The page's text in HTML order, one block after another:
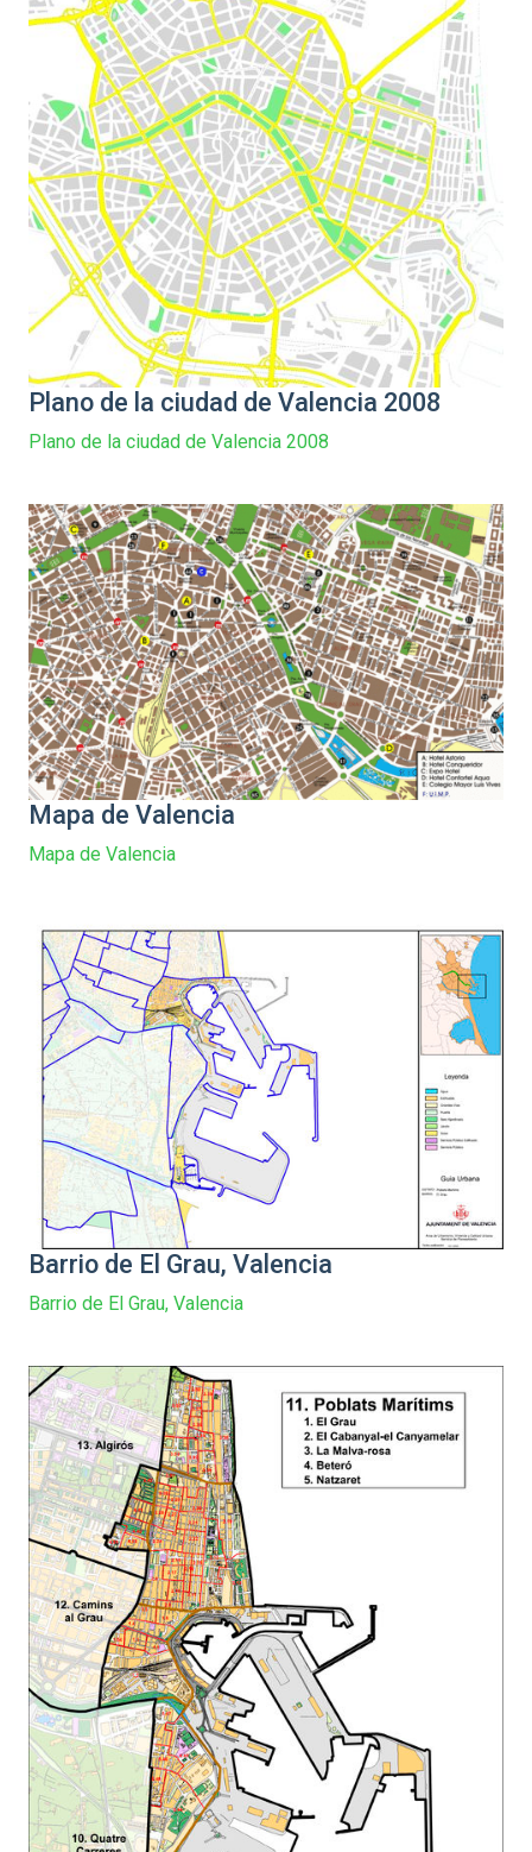
Plano de la ciudad de Valencia 2008
Plano de la ciudad de Valencia 2008
Mapa de Valencia
Mapa de Valencia
Barrio de El Grau, Valencia
Barrio de El Grau, Valencia